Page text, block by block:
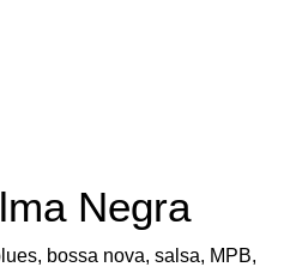
Negra
bossa nova, salsa, MPB,